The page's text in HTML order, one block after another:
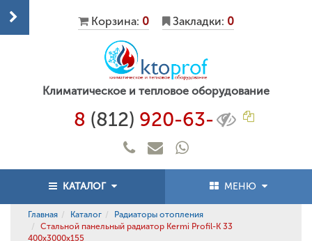
Корзина: 0 Закладки: 0
Климатическое и тепловое оборудование
8 (812) 920-63-
КАТАЛОГ МЕНЮ
Главная Каталог
Радиаторы отопления
Стальной панельный радиатор Kermi Profil-K 33
400x3000x155